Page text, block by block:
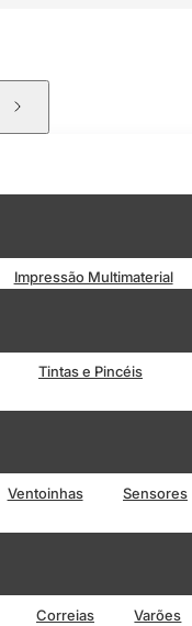
Impressão Multimaterial
Tintas e Pincéis
Ventoinhas Sensores
Correias Varões